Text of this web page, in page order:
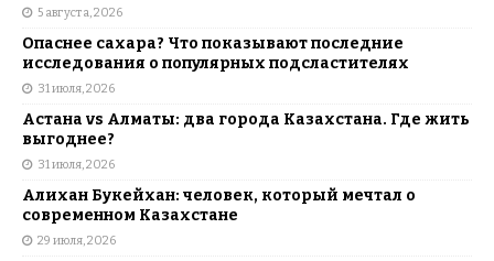
5 августа, 2026
Опаснее сахара? Что показывают последние
исследования о популярных подсластителях
31 июля, 2026
Астана vs Алматы: два города Казахстана. Где жить
выгоднее?
31 июля, 2026
Алихан Букейхан: человек, который мечтал о
современном Казахстане
29 июля, 2026